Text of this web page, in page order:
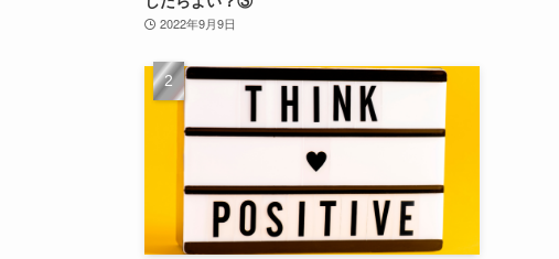
2022年9月9日